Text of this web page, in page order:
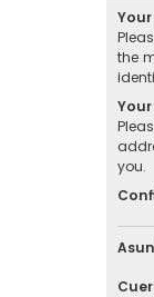
the
you.